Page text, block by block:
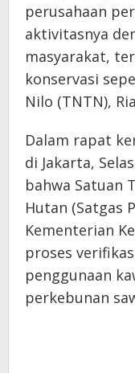
perusahaan
aktivitasnya
masyarakat,
konservasi
Nilo (TNTN),
Dalam rapat
di Jakarta,
bahwa Satuan
Hutan (Satgas
Kementerian
proses
penggunaan
perkebunan